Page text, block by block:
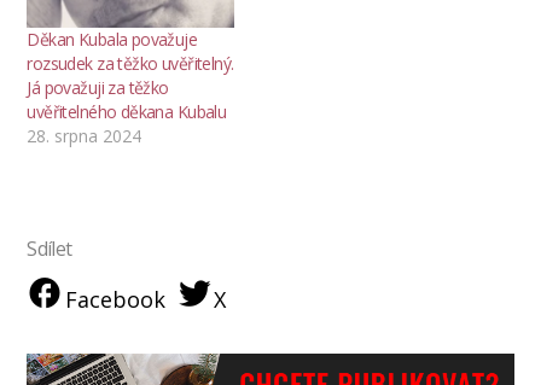
Děkan Kubala považuje
rozsudek za těžko uvěřitelný.
Já považuji za těžko
uvěřitelného děkana Kubalu
28. srpna 2024
Sdílet
Facebook X